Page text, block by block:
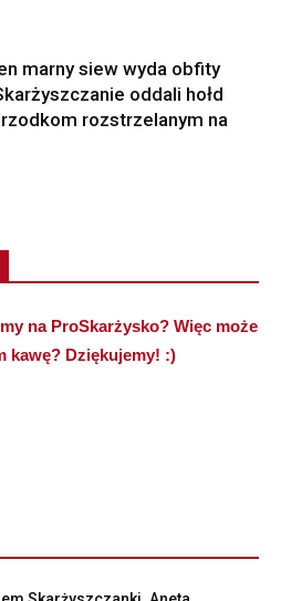
marny siew wyda obfity
oddali hołd
rozstrzelanym na
na ProSkarżysko? Więc może
kawę? Dziękujemy! :)